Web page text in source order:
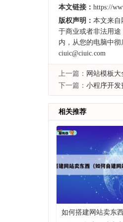
本文链接： https://
版权声明： 本文来自
于商业或者非法用
内，从您的电脑中
ciuic@ciuic.com
上一篇： 网站模板大
下一篇： 小程序开发
相关推荐
如何搭建网站卖东西